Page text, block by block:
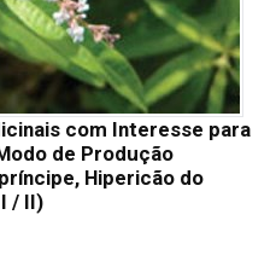
com Interesse para
de Produção
Hipericão do
/ II)